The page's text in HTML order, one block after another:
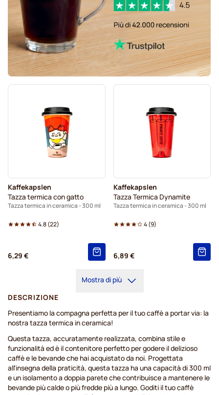
Kaffekapslen
Tazza termica con gatto
Tazza termica in ceramica - 300 ml
4.8(22)
6,29 €
Kaffekapslen
Tazza Termica Dynamite
Tazza termica in ceramica - 300 ml
4(9)
6,89 €
Mostra di più
DESCRIZIONE
Presentiamo la compagna perfetta per il tuo caffè a portar via: la
nostra tazza termica in ceramica!
Questa tazza, accuratamente realizzata, combina stile e
funzionalità ed è il contenitore perfetto per godere il delizioso
caffè e le bevande che hai acquistato da noi. Progettata
all'insegna della praticità, questa tazza ha una capacità di 300 ml
e un isolamento a doppia parete che contribuisce a mantenere le
bevande più calde o più fredde più a lungo. Goditi il tuo caffè